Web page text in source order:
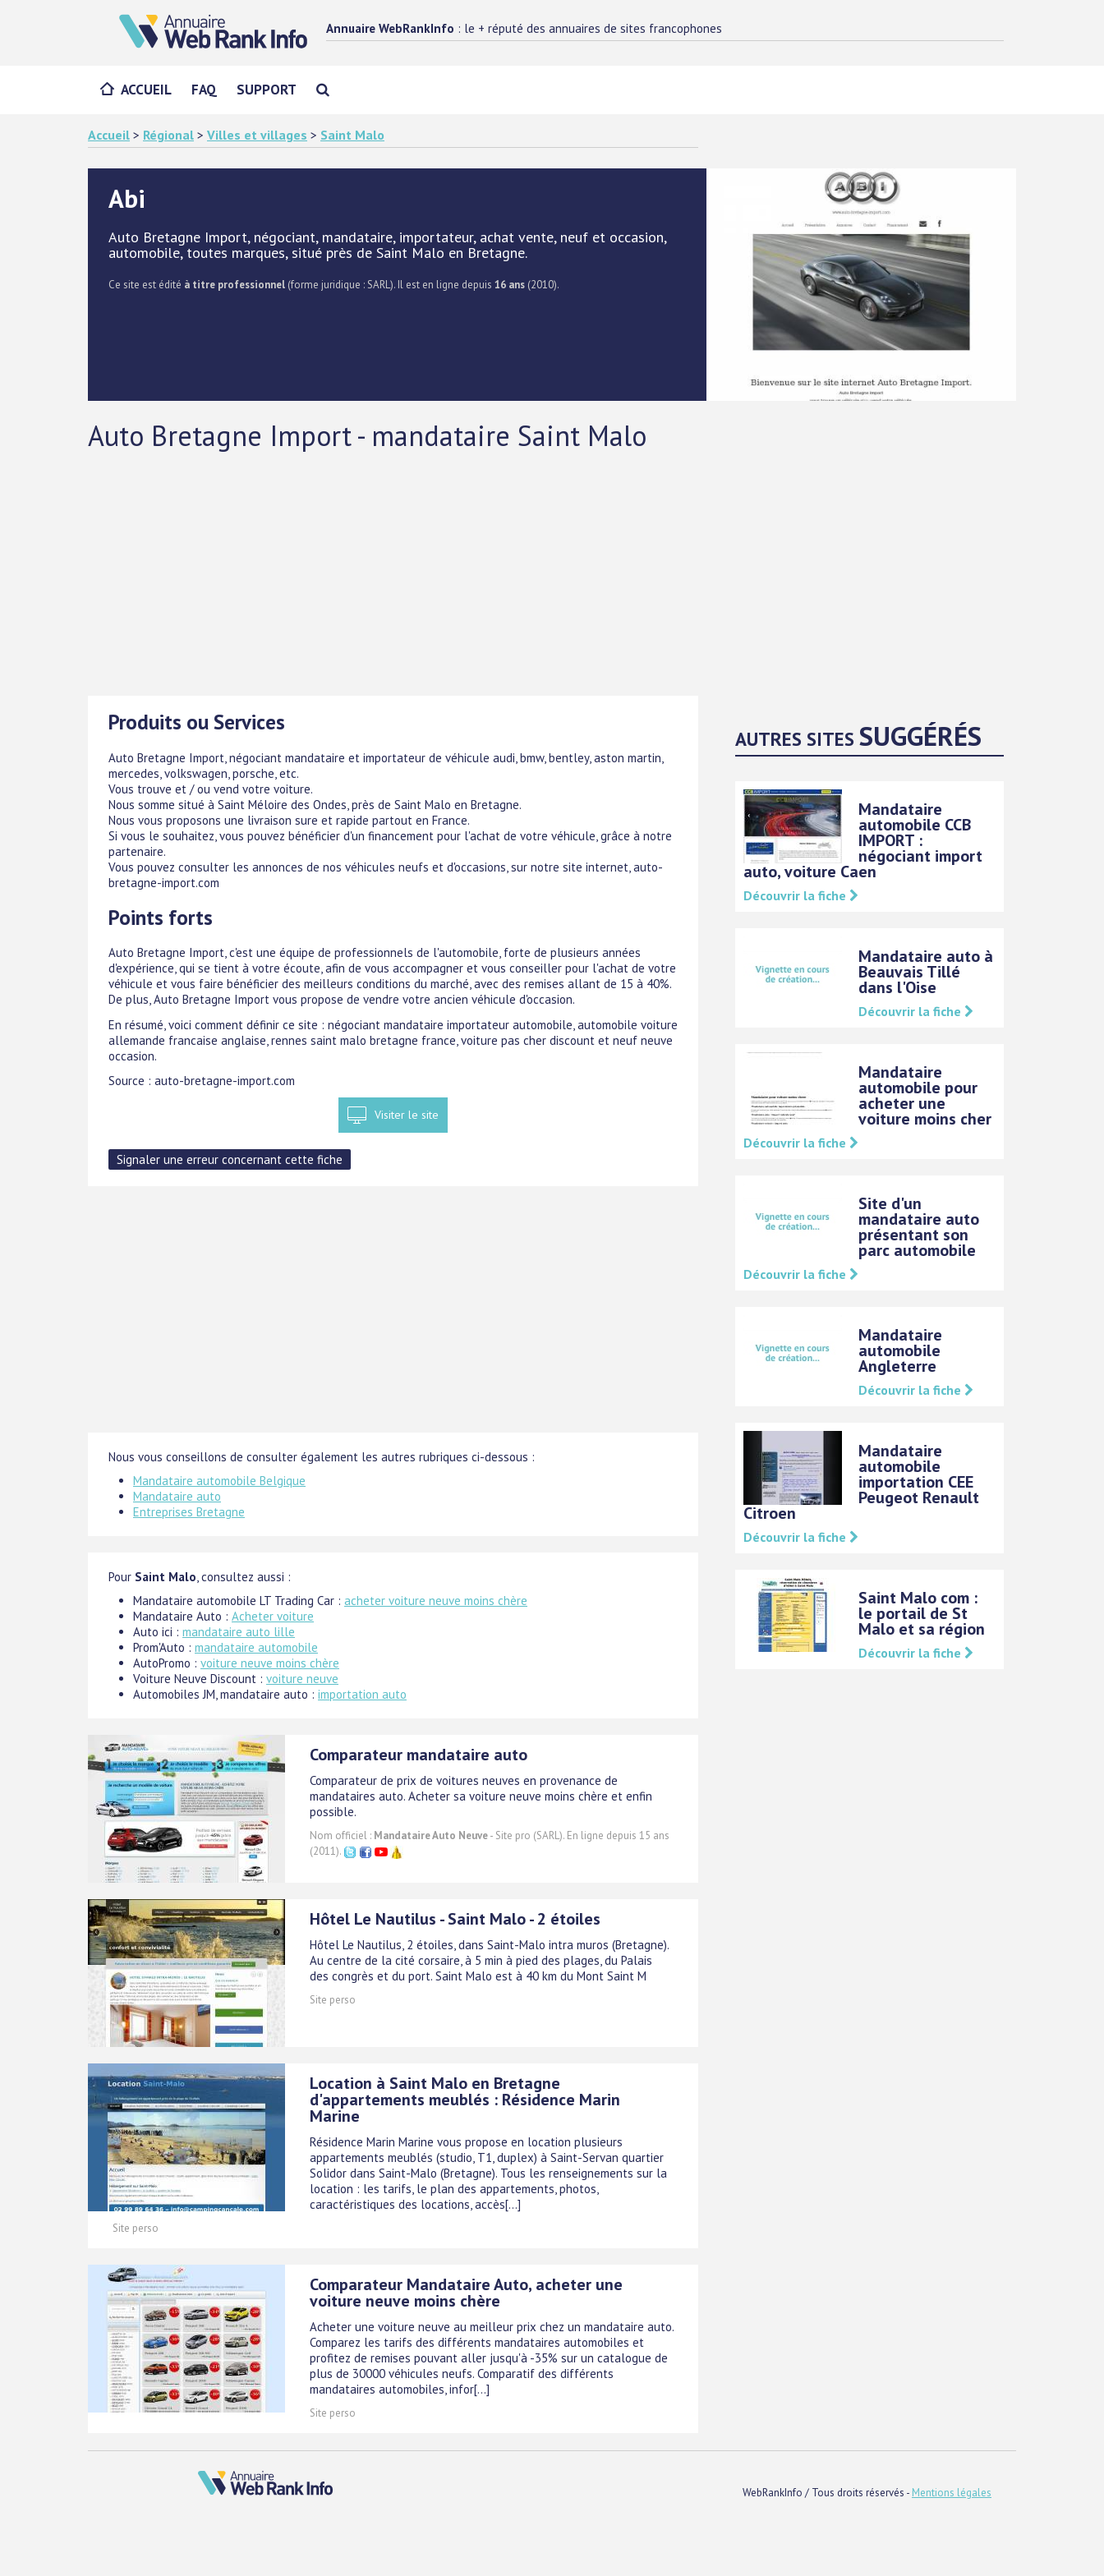
Annuaire WebRankInfo : le + réputé des annuaires de sites francophones
ACCUEIL FAQ SUPPORT
Accueil > Régional > Villes et villages > Saint Malo
Abi
Auto Bretagne Import, négociant, mandataire, importateur, achat vente, neuf et occasion,
automobile, toutes marques, situé près de Saint Malo en Bretagne.
Ce site est édité à titre professionnel (forme juridique : SARL). Il est en ligne depuis 16 ans (2010).
Auto Bretagne Import - mandataire Saint Malo
Produits ou Services
Auto Bretagne Import, négociant mandataire et importateur de véhicule audi, bmw, bentley, aston martin,
mercedes, volkswagen, porsche, etc.
Vous trouve et / ou vend votre voiture.
Nous somme situé à Saint Méloire des Ondes, près de Saint Malo en Bretagne.
Nous vous proposons une livraison sure et rapide partout en France.
Si vous le souhaitez, vous pouvez bénéficier d'un financement pour l'achat de votre véhicule, grâce à notre
partenaire.
Vous pouvez consulter les annonces de nos véhicules neufs et d'occasions, sur notre site internet, auto-
bretagne-import.com
Points forts
Auto Bretagne Import, c'est une équipe de professionnels de l'automobile, forte de plusieurs années
d'expérience, qui se tient à votre écoute, afin de vous accompagner et vous conseiller pour l'achat de votre
véhicule et vous faire bénéficier des meilleurs conditions du marché, avec des remises allant de 15 à 40%.
De plus, Auto Bretagne Import vous propose de vendre votre ancien véhicule d'occasion.
En résumé, voici comment définir ce site : négociant mandataire importateur automobile, automobile voiture
allemande francaise anglaise, rennes saint malo bretagne france, voiture pas cher discount et neuf neuve
occasion.
Source : auto-bretagne-import.com
Visiter le site
Nous vous conseillons de consulter également les autres rubriques ci-dessous :
Mandataire automobile Belgique
Mandataire auto
Entreprises Bretagne
Pour Saint Malo, consultez aussi :
Mandataire automobile LT Trading Car : acheter voiture neuve moins chère
Mandataire Auto : Acheter voiture
Auto ici : mandataire auto lille
Prom'Auto : mandataire automobile
AutoPromo : voiture neuve moins chère
Voiture Neuve Discount : voiture neuve
Automobiles JM, mandataire auto : importation auto
Comparateur mandataire auto
Comparateur de prix de voitures neuves en provenance de
mandataires auto. Acheter sa voiture neuve moins chère et enfin
possible.
Nom officiel : Mandataire Auto Neuve- Site pro (SARL). En ligne depuis 15 ans
(2011).
Hôtel Le Nautilus - Saint Malo - 2 étoiles
Hôtel Le Nautilus, 2 étoiles, dans Saint-Malo intra muros (Bretagne).
Au centre de la cité corsaire, à 5 min à pied des plages, du Palais
des congrès et du port. Saint Malo est à 40 km du Mont Saint M
Site perso
Location à Saint Malo en Bretagne
d'appartements meublés : Résidence Marin
Marine
Résidence Marin Marine vous propose en location plusieurs
appartements meublés (studio, T1, duplex) à Saint-Servan quartier
Solidor dans Saint-Malo (Bretagne). Tous les renseignements sur la
location : les tarifs, le plan des appartements, photos,
caractéristiques des locations, accès[...]
Site perso
Comparateur Mandataire Auto, acheter une
voiture neuve moins chère
Acheter une voiture neuve au meilleur prix chez un mandataire auto.
Comparez les tarifs des différents mandataires automobiles et
profitez de remises pouvant aller jusqu'à -35% sur un catalogue de
plus de 30000 véhicules neufs. Comparatif des différents
mandataires automobiles, infor[...]
Site perso
AUTRES SITESSUGGÉRÉS
Mandataire
automobile CCB
IMPORT :
négociant import
auto, voiture Caen
Découvrir la fiche
Mandataire auto à
Beauvais Tillé
dans l'Oise
Découvrir la fiche
Mandataire
automobile pour
acheter une
voiture moins cher
Découvrir la fiche
Site d'un
mandataire auto
présentant son
parc automobile
Découvrir la fiche
Mandataire
automobile
Angleterre
Découvrir la fiche
Mandataire
automobile
importation CEE
Peugeot Renault
Citroen
Découvrir la fiche
Saint Malo com :
le portail de St
Malo et sa région
Découvrir la fiche
WebRankInfo / Tous droits réservés - Mentions légales